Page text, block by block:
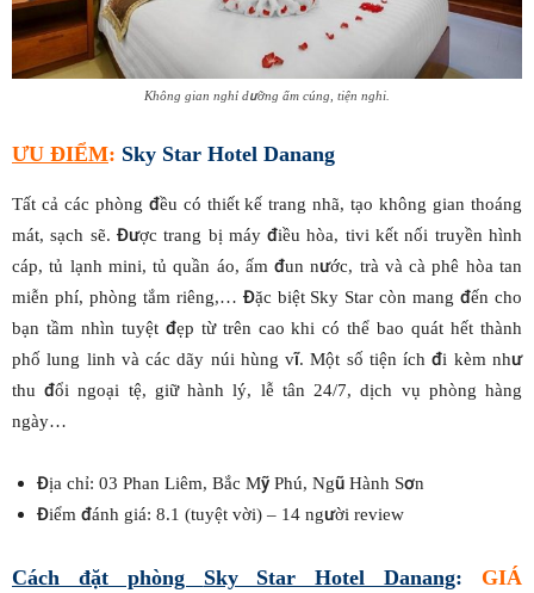
Không gian nghỉ dưỡng ấm cúng, tiện nghi.
ƯU ĐIỂM: Sky Star Hotel Danang
Tất cả các phòng đều có thiết kế trang nhã, tạo không gian thoáng
mát, sạch sẽ. Được trang bị máy điều hòa, tivi kết nối truyền hình
cáp, tủ lạnh mini, tủ quần áo, ấm đun nước, trà và cà phê hòa tan
miễn phí, phòng tắm riêng,… Đặc biệt Sky Star còn mang đến cho
bạn tầm nhìn tuyệt đẹp từ trên cao khi có thể bao quát hết thành
phố lung linh và các dãy núi hùng vĩ. Một số tiện ích đi kèm như
thu đổi ngoại tệ, giữ hành lý, lễ tân 24/7, dịch vụ phòng hàng
ngày…
Địa chỉ: 03 Phan Liêm, Bắc Mỹ Phú, Ngũ Hành Sơn
Điểm đánh giá: 8.1 (tuyệt vời) – 14 người review
Cách đặt phòng Sky Star Hotel Danang:
GIÁ